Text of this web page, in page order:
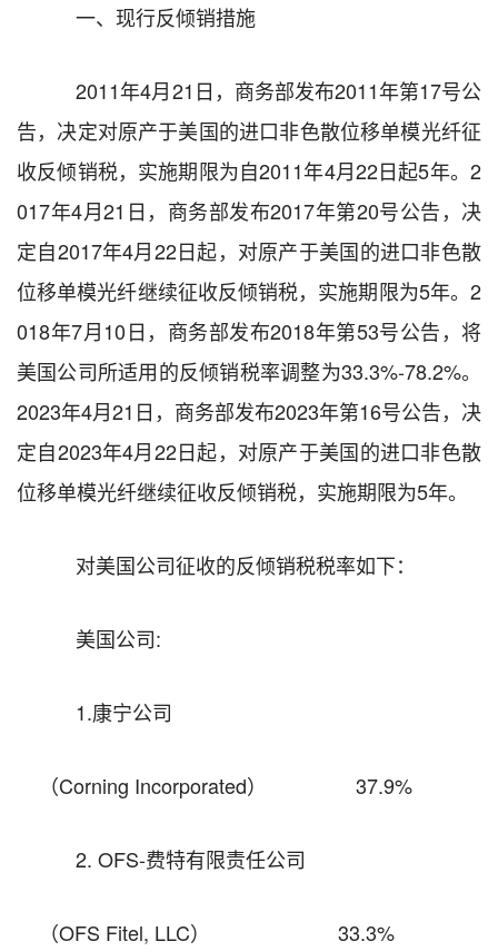
一、现行反倾销措施
2011年4月21 日，商务部发布2011年第17号公
告，决定对原产于美国的进口非色散位移单模光纤征
收反倾销税，实施期限为自2011年4月22日起5年。2
017年4月21 日，商务部发布2017年第20号公告，决
定自2017年4月22日起，对原产于美国的进口非色散
位移单模光纤继续征收反倾销税，实施期限为5年。2
018年7月10日，商务部发布2018年第53号公告，将
美国公司所适用的反倾销税率调整为33.3%-78.2%。
2023年4月21 日，商务部发布2023年第16号公告， 决
定自2023年4月22日起，对原产于美国的进口非色散
位移单模光纤继续征收反倾销税，实施期限为5年。
对美国公司征收的反倾销税税率如下：
美国公司:
1.康宁公司
（Corning Incorporated） 37.9%
2. OFS-费特有限责任公司
（OFS Fitel, LLC） 33.3%